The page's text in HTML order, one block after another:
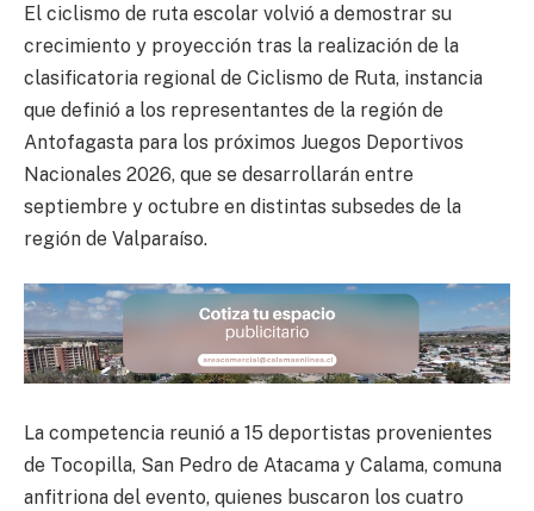
El ciclismo de ruta escolar volvió a demostrar su
crecimiento y proyección tras la realización de la
clasificatoria regional de Ciclismo de Ruta, instancia
que definió a los representantes de la región de
Antofagasta para los próximos Juegos Deportivos
Nacionales 2026, que se desarrollarán entre
septiembre y octubre en distintas subsedes de la
región de Valparaíso.
La competencia reunió a 15 deportistas provenientes
de Tocopilla, San Pedro de Atacama y Calama, comuna
anfitriona del evento, quienes buscaron los cuatro